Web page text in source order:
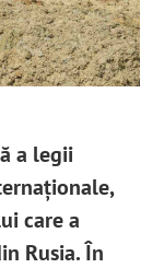
a legii
care a
Rusia. În